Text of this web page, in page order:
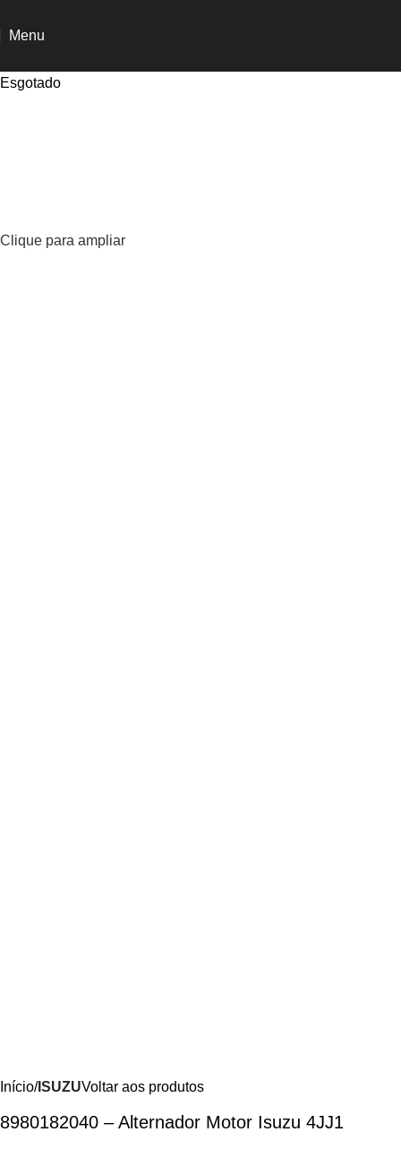
Menu
Esgotado
Clique para ampliar
Início ISUZUVoltar aos produtos
8980182040 – Alternador Motor Isuzu 4JJ1